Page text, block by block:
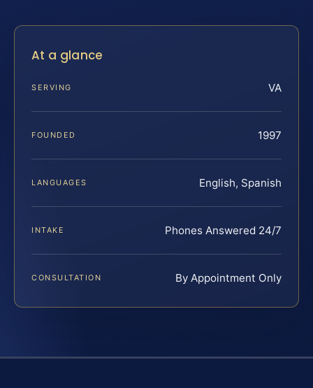
At a glance
SERVING VA
FOUNDED 1997
LANGUAGES English, Spanish
INTAKE Phones Answered 24/7
CONSULTATION By Appointment Only